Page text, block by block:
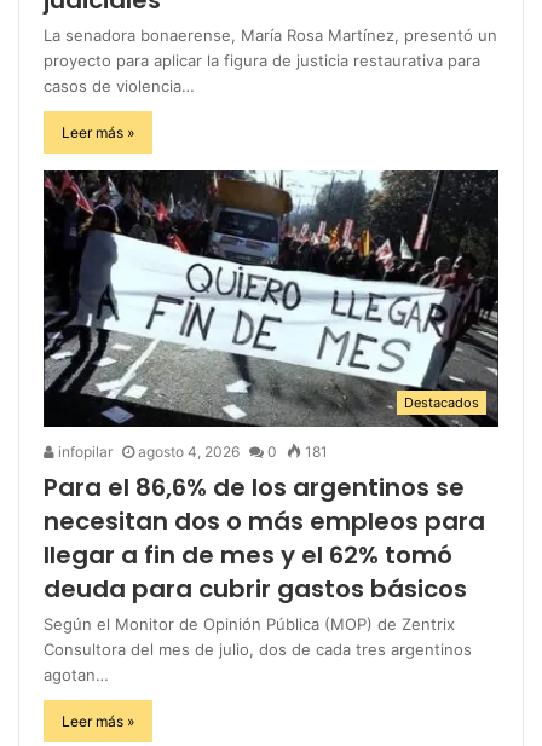
La senadora bonaerense, María Rosa Martínez, presentó un
proyecto para aplicar la figura de justicia restaurativa para
casos de violencia…
Leer más »
Destacados
infopilar agosto 4, 2026 0 181
Para el 86,6% de los argentinos se
necesitan dos o más empleos para
llegar a fin de mes y el 62% tomó
deuda para cubrir gastos básicos
Según el Monitor de Opinión Pública (MOP) de Zentrix
Consultora del mes de julio, dos de cada tres argentinos
agotan…
Leer más »